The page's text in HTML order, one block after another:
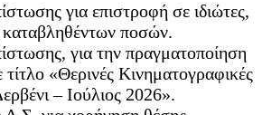
για επιστροφή σε ιδιώτες,
ποσών.
για την πραγματοποίηση
«Θερινές Κινηματογραφικές
– Ιούλιος 2026».